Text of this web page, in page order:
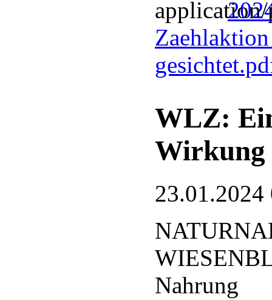
WLZ:
Wirkung
23.01.2024
Nahrung